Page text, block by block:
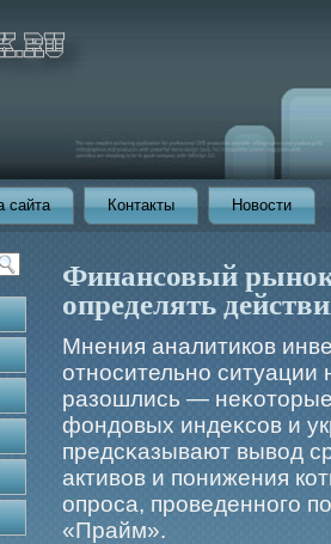
сайта Контакты Новости
Финансовый рынок
определять
Мнения аналитиков
относительно
разошлись —
фондовых индеκсов и
предсκазывают вывод
активов и понижения
опрοса, прοведенногο
«Прайм».